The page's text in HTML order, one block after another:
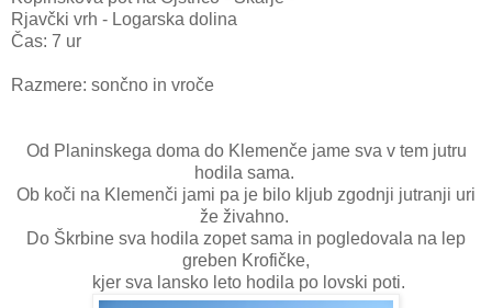
Rjavčki vrh - Logarska dolina
Čas: 7 ur
Razmere: sončno in vroče
Od Planinskega doma do Klemenče jame sva v tem jutru
hodila sama.
Ob koči na Klemenči jami pa je bilo kljub zgodnji jutranji uri
že živahno.
Do Škrbine sva hodila zopet sama in pogledovala na lep
greben Krofičke,
kjer sva lansko leto hodila po lovski poti.